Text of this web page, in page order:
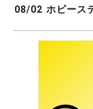
08/02 ホビース